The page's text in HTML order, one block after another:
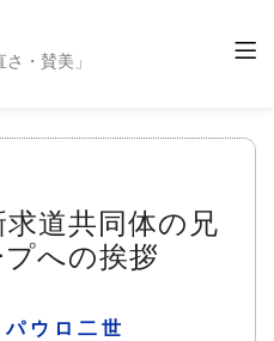
・賛美」
道共同体の兄
への挨拶
ウロ二世